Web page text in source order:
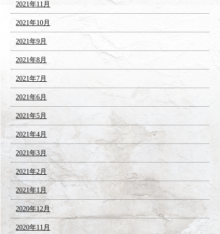
2021年11月
2021年10月
2021年9月
2021年8月
2021年7月
2021年6月
2021年5月
2021年4月
2021年3月
2021年2月
2021年1月
2020年12月
2020年11月